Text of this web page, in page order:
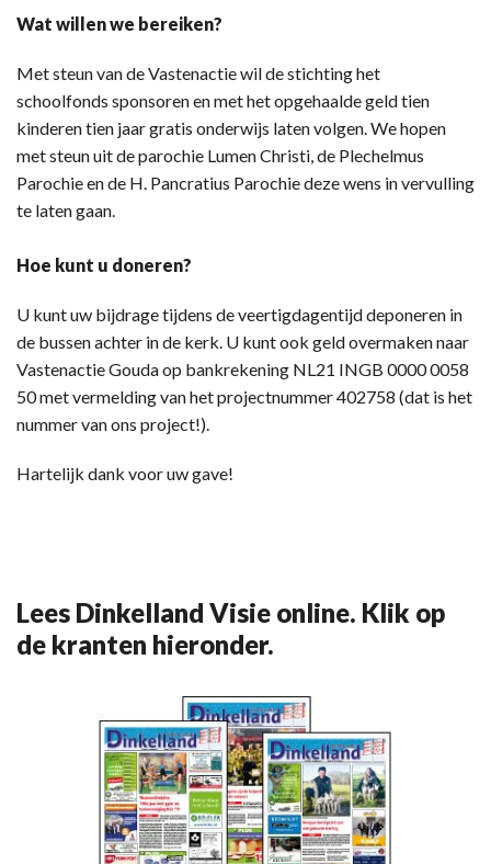
Wat willen we bereiken?
Met steun van de Vastenactie wil de stichting het
schoolfonds sponsoren en met het opgehaalde geld tien
kinderen tien jaar gratis onderwijs laten volgen. We hopen
met steun uit de parochie Lumen Christi, de Plechelmus
Parochie en de H. Pancratius Parochie deze wens in vervulling
te laten gaan.
Hoe kunt u doneren?
U kunt uw bijdrage tijdens de veertigdagentijd deponeren in
de bussen achter in de kerk. U kunt ook geld overmaken naar
Vastenactie Gouda op bankrekening NL21 INGB 0000 0058
50 met vermelding van het projectnummer 402758 (dat is het
nummer van ons project!).
Hartelijk dank voor uw gave!
Lees Dinkelland Visie online. Klik op
de kranten hieronder.